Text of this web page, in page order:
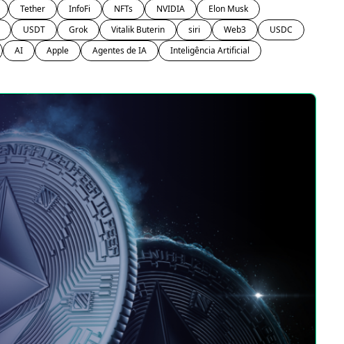
Tether InfoFi NFTs NVIDIA
Elon Musk
USDT Grok Vitalik Buterin siri Web3
USDC
AI Apple Agentes de IA
Inteligência Artificial